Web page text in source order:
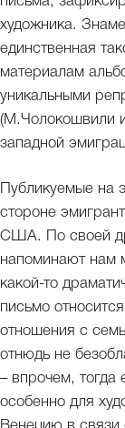
художника.
единственная
материалам
уникальными
(М.Чолокошвили
западной
Публикуемые на
стороне
США. По своей
напоминают нам
какой-то
письмо
отношения с
отнюдь не
– впрочем, тогда
особенно для